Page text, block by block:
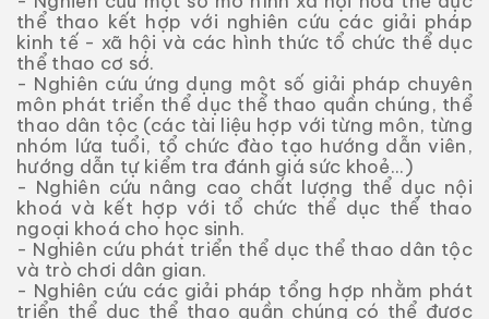
thể thao kết hợp với nghiên cứu các giải pháp
kinh tế - xã hội và các hình thức tổ chức thể dục
thể thao cơ sớ.
- Nghiên cứu ứng dụng một số giải pháp chuyên
môn phát triển thể dục thể thao quần chúng, thể
thao dân tộc (các tài liệu hợp với từng môn, từng
nhóm lứa tuổi, tổ chức đào tạo hướng dẫn viên,
hướng dẫn tự kiểm tra đánh giá sức khoẻ...)
- Nghiên cứu nâng cao chất lượng thể dục nội
khoá và kết hợp với tổ chức thể dục thể thao
ngoại khoá cho học sinh.
- Nghiên cứu phát triển thể dục thể thao dân tộc
và trò chơi dân gian.
- Nghiên cứu các giải pháp tổng hợp nhằm phát
triển thể dục thể thao quần chúng có thể được